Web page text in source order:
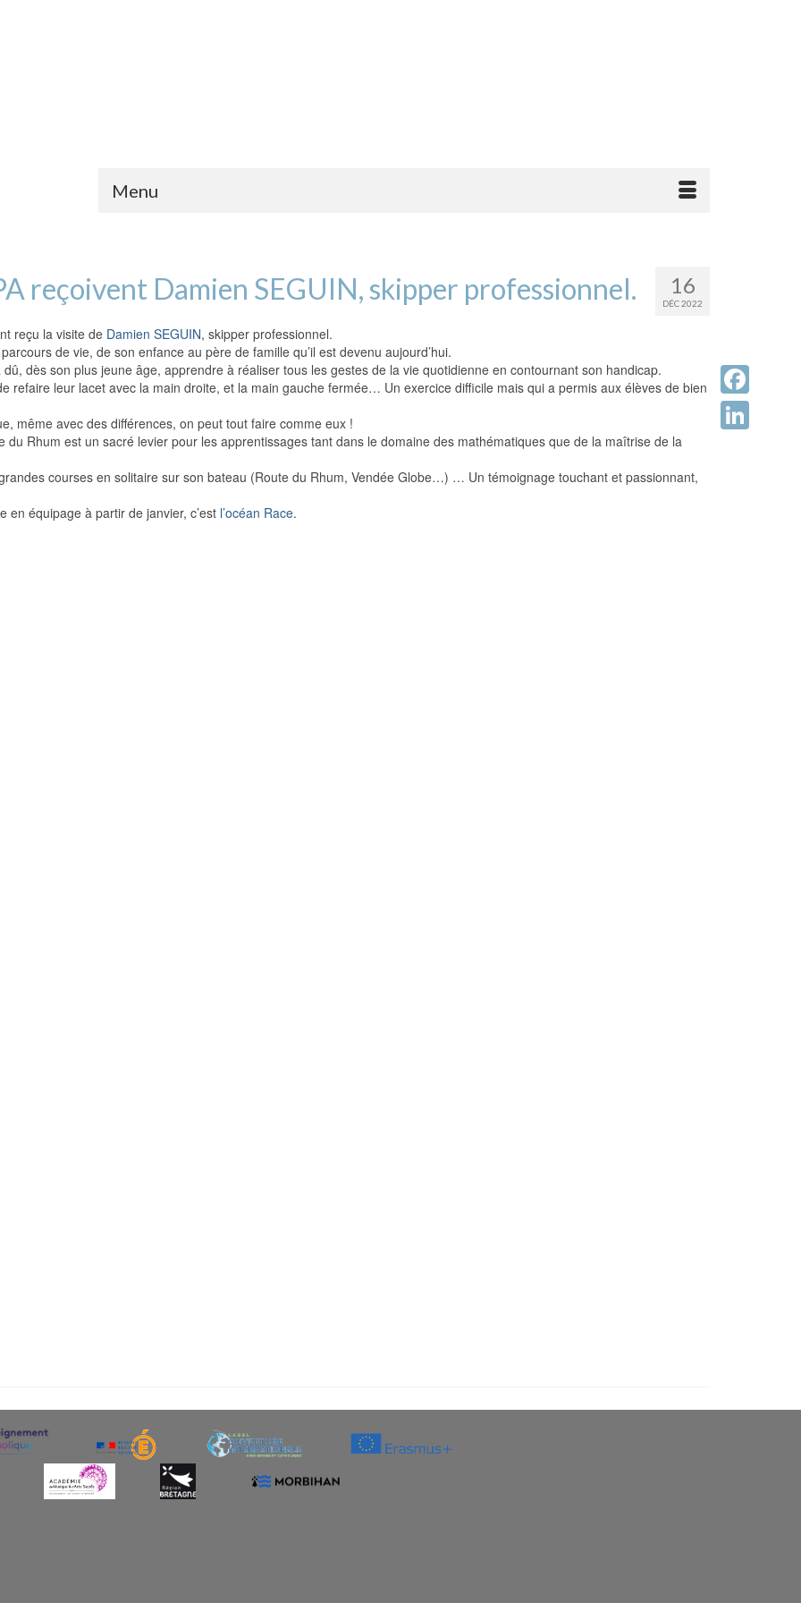
Menu
16
DÉC 2022
reçoivent Damien SEGUIN, skipper professionnel.
reçu la visite de Damien SEGUIN, skipper professionnel.
de vie, de son enfance au père de famille qu’il est devenu aujourd’hui.
dès son plus jeune âge, apprendre à réaliser tous les gestes de la vie quotidienne en contournant son handicap.
refaire leur lacet avec la main droite, et la main gauche fermée… Un exercice difficile mais qui a permis aux élèves de bien
même avec des différences, on peut tout faire comme eux !
Rhum est un sacré levier pour les apprentissages tant dans le domaine des mathématiques que de la maîtrise de la
courses en solitaire sur son bateau (Route du Rhum, Vendée Globe…) … Un témoignage touchant et passionnant,
équipage à partir de janvier, c’est l’océan Race.
Facebook